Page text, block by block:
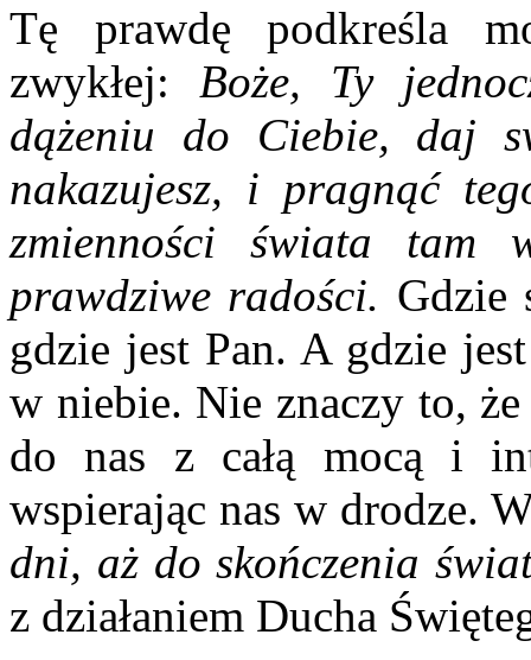
Tę prawdę podkreśla
zwykłej: Boże, Ty
dążeniu do Ciebie, daj
nakazujesz, i pragnąć
zmienności świata tam
prawdziwe radości. Gdzie
gdzie jest Pan. A gdzie
w niebie. Nie znaczy to,
do nas z całą mocą i
wspierając nas w drodze.
dni, aż do skończenia
z działaniem Ducha